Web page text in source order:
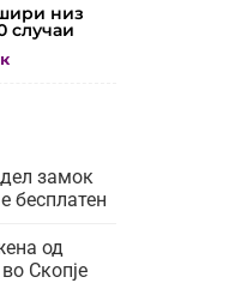
низ
случаи
замок
бесплатен
од
Скопје